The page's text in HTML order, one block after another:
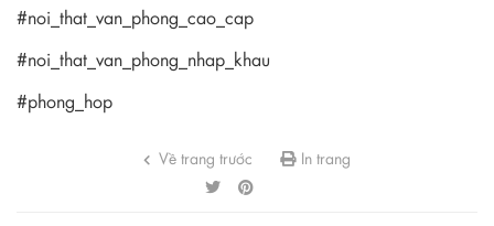
#noi_that_van_phong_cao_cap
#noi_that_van_phong_nhap_khau
#phong_hop
Về trang trước In trang